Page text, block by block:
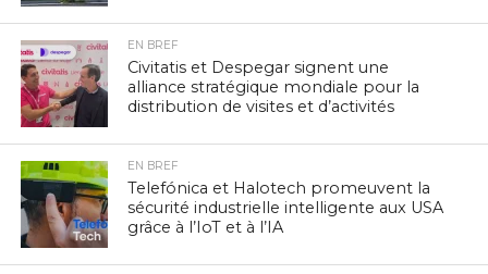
EN BREF
Civitatis et Despegar signent une
alliance stratégique mondiale pour la
distribution de visites et d’activités
EN BREF
Telefónica et Halotech promeuvent la
sécurité industrielle intelligente aux USA
grâce à l’IoT et à l’IA